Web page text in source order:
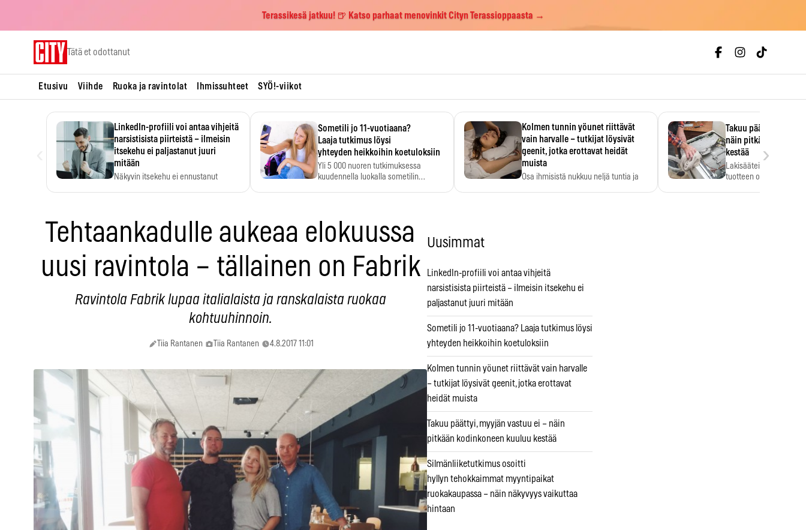
Terassikesä jatkuu! 🍺 Katso parhaat menovinkit Cityn Terassioppaasta →
Tätä et odottanut
Etusivu Viihde Ruoka ja ravintolat Ihmissuhteet SYÖ!-viikot
LinkedIn-profiili voi antaa vihjeitä
narsistisista piirteistä – ilmeisin
itsekehu ei paljastanut juuri
mitään
Näkyvin itsekehu ei ennustanut
Sometili jo 11-vuotiaana?
Laaja tutkimus löysi
yhteyden heikkoihin koetuloksiin
Yli 5 000 nuoren tutkimuksessa
kuudennella luokalla sometilin…
Kolmen tunnin yöunet riittävät
vain harvalle – tutkijat löysivät
geenit, jotka erottavat heidät
muista
Osa ihmisistä nukkuu neljä tuntia ja
Takuu päättyi,
näin pitkään
kestää
Lakisääteinen
tuotteen oletetun
›
Tehtaankadulle aukeaa elokuussa
uusi ravintola – tällainen on Fabrik
Ravintola Fabrik lupaa italialaista ja ranskalaista ruokaa
kohtuuhinnoin.
Tiia Rantanen Tiia Rantanen 4.8.2017 11:01
Uusimmat
LinkedIn-profiili voi antaa vihjeitä
narsistisista piirteistä – ilmeisin itsekehu ei
paljastanut juuri mitään
Sometili jo 11-vuotiaana? Laaja tutkimus löysi
yhteyden heikkoihin koetuloksiin
Kolmen tunnin yöunet riittävät vain harvalle
– tutkijat löysivät geenit, jotka erottavat
heidät muista
Takuu päättyi, myyjän vastuu ei – näin
pitkään kodinkoneen kuuluu kestää
Silmänliiketutkimus osoitti
hyllyn tehokkaimmat myyntipaikat
ruokakaupassa – näin näkyvyys vaikuttaa
hintaan